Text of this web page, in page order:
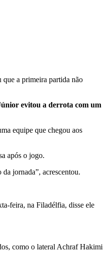
que a primeira partida não
evitou a derrota com um
equipe que chegou aos
após o jogo.
jornada”, acrescentou.
feira, na Filadélfia, disse ele
como o lateral Achraf Hakimi